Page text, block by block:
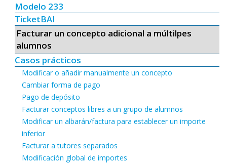
Modelo 233
TicketBAI
Facturar un concepto adicional a múltilpes
alumnos
Casos prácticos
Modificar o añadir manualmente un concepto
Cambiar forma de pago
Pago de depósito
Facturar conceptos libres a un grupo de alumnos
Modificar un albarán/factura para establecer un importe
inferior
Facturar a tutores separados
Modificación global de importes